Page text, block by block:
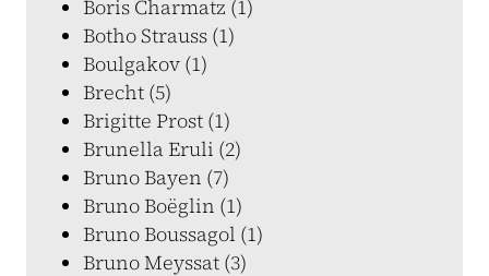
Boris Charmatz (1)
Botho Strauss (1)
Boulgakov (1)
Brecht (5)
Brigitte Prost (1)
Brunella Eruli (2)
Bruno Bayen (7)
Bruno Boëglin (1)
Bruno Boussagol (1)
Bruno Meyssat (3)